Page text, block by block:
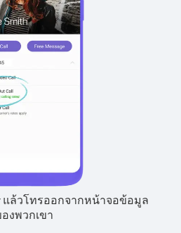
แล้วโทรออกจากหน้าจอข้อมูล
งพวกเขา